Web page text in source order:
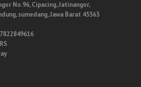
No.96, Cipacing, Jatinangor,
sumedang, Jawa Barat 45363